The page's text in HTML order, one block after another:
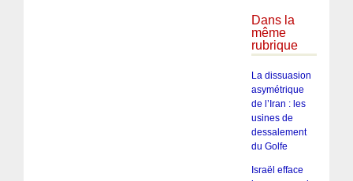
Dans la
même
rubrique
La dissuasion
asymétrique
de l’Iran : les
usines de
dessalement
du Golfe
Israël efface